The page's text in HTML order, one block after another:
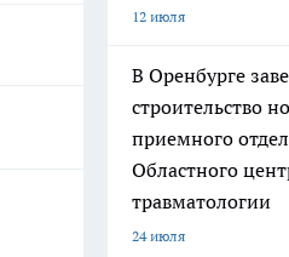
12 июля
В Оренбурге
строительство
приемного
Областного
травматологии
24 июля